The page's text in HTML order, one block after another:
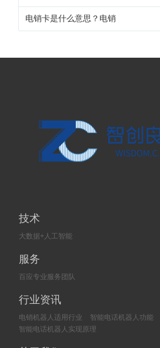
电销卡是什么意思？电销
技术
大数据+人工智能
服务
百应专业服务团队
行业资讯
电销机器人适用行业 智能电话机器人功能
智能电话机器人实现原理